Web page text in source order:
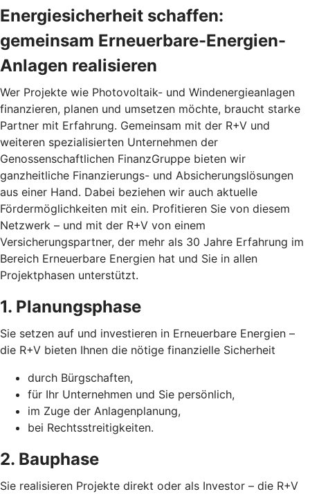
Energiesicherheit schaffen:
gemeinsam Erneuerbare-Energien-
Anlagen realisieren
Wer Projekte wie Photovoltaik- und Windenergieanlagen
finanzieren, planen und umsetzen möchte, braucht starke
Partner mit Erfahrung. Gemeinsam mit der R+V und
weiteren spezialisierten Unternehmen der
Genossenschaftlichen FinanzGruppe bieten wir
ganzheitliche Finanzierungs- und Absicherungslösungen
aus einer Hand. Dabei beziehen wir auch aktuelle
Fördermöglichkeiten mit ein. Profitieren Sie von diesem
Netzwerk – und mit der R+V von einem
Versicherungspartner, der mehr als 30 Jahre Erfahrung im
Bereich Erneuerbare Energien hat und Sie in allen
Projektphasen unterstützt.
1. Planungsphase
Sie setzen auf und investieren in Erneuerbare Energien –
die R+V bieten Ihnen die nötige finanzielle Sicherheit
durch Bürgschaften,
für Ihr Unternehmen und Sie persönlich,
im Zuge der Anlagenplanung,
bei Rechtsstreitigkeiten.
2. Bauphase
Sie realisieren Projekte direkt oder als Investor – die R+V